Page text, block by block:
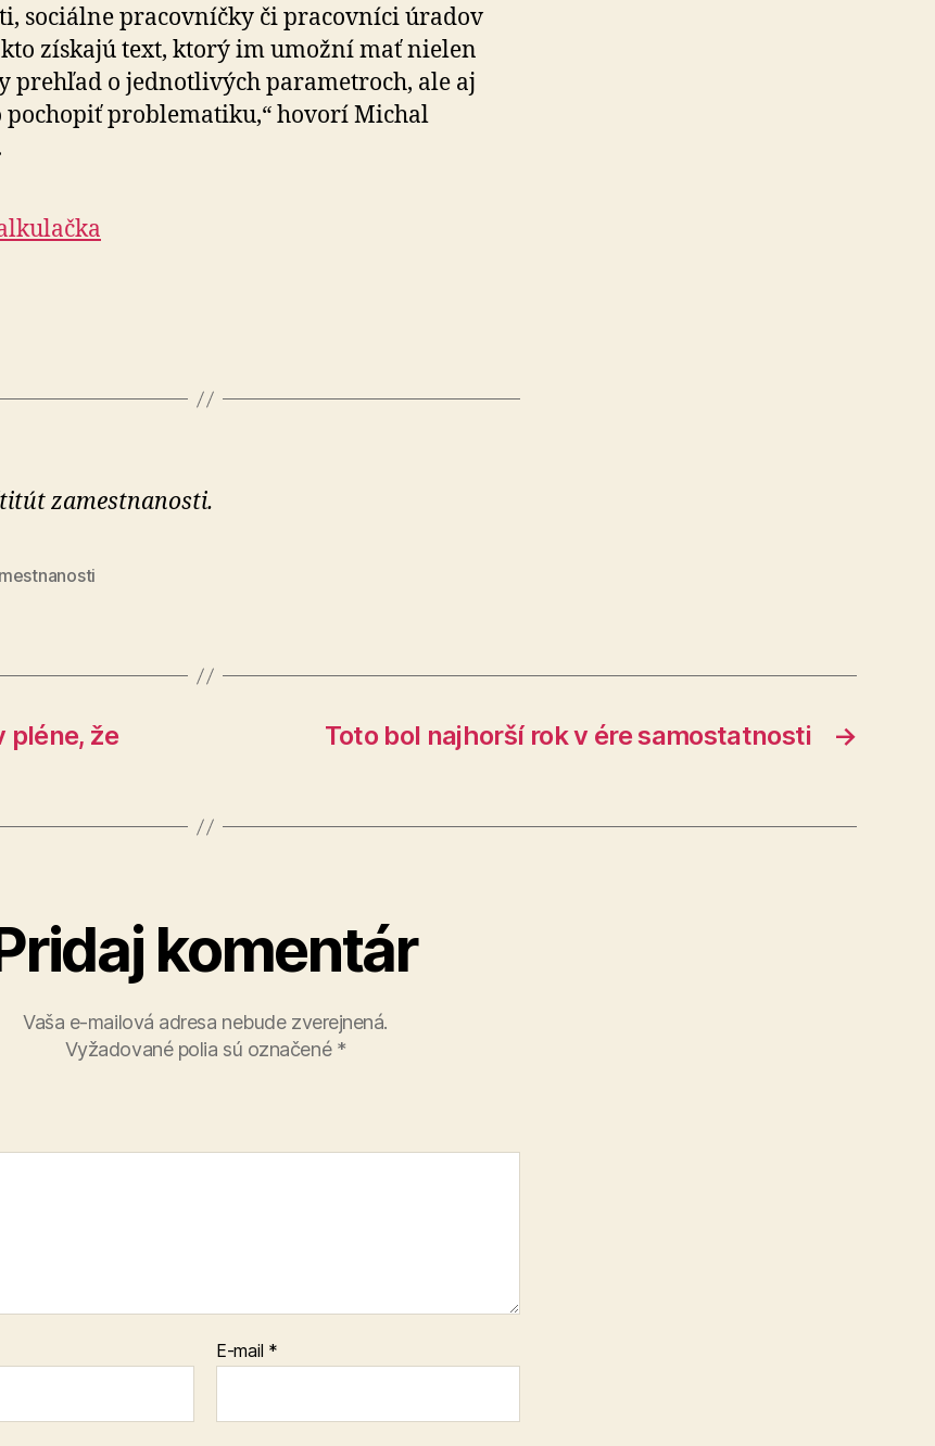
sociálne pracovníčky či pracovníci úradov
získajú text, ktorý im umožní mať nielen
prehľad o jed­not­li­vých pa­ra­metroch, ale aj
pochopiť proble­ma­tiku,“ hovorí Michal
zamestnanosti.
pléne, že
→
Toto bol najhorší rok v ére samostatnosti
komentár
Vaša e-mailová adresa nebude zverejnená.
Vyžadované polia sú označené *
E-mail *